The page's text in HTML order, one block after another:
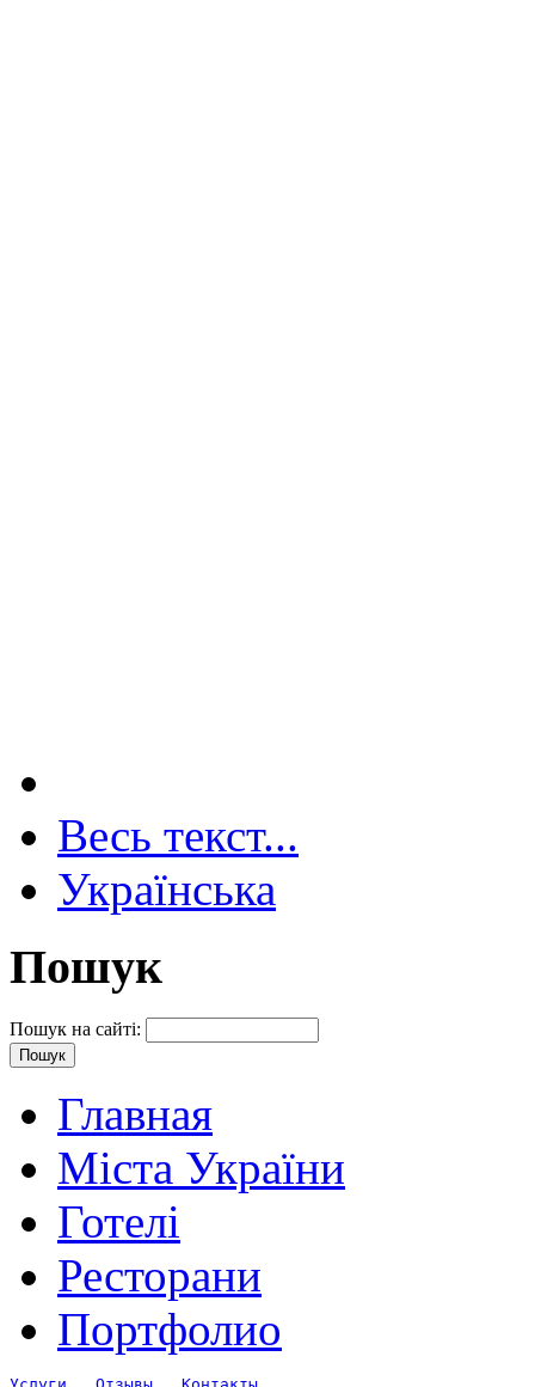
Весь текст...
Українська
Пошук
Пошук на сайті:
Главная
Міста України
Готелі
Ресторани
Портфолио